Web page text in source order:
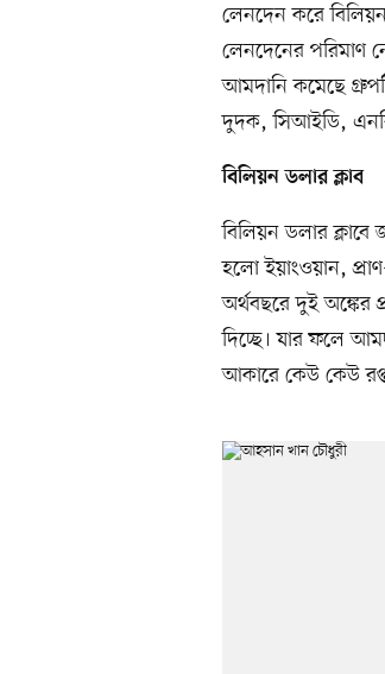
লেনদেন করে
লেনদেনের পরিমাণ
আমদানি কমেছে
দুদক, সিআইডি,
বিলিয়ন ডলার ক্লাব
বিলিয়ন ডলার ক্লাবে
হলো ইয়াংওয়ান,
অর্থবছরে দুই অঙ্কের
দিচ্ছে। যার ফলে
আকারে কেউ কেউ